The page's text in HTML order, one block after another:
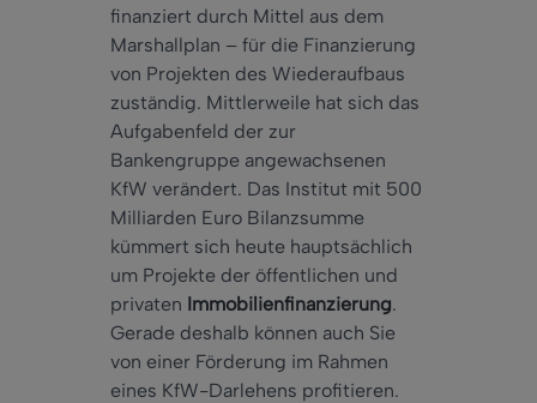
finanziert durch Mittel aus dem
Marshallplan – für die Finanzierung
von Projekten des Wiederaufbaus
zuständig. Mittlerweile hat sich das
Aufgabenfeld der zur
Bankengruppe angewachsenen
KfW verändert. Das Institut mit 500
Milliarden Euro Bilanzsumme
kümmert sich heute hauptsächlich
um Projekte der öffentlichen und
privaten Immobilienfinanzierung.
Gerade deshalb können auch Sie
von einer Förderung im Rahmen
eines KfW-Darlehens profitieren.